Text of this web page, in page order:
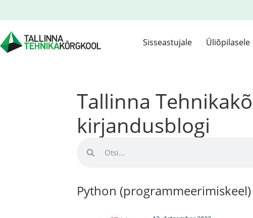
Sisseastujale Üliõpilasele
Tallinna
kirjandusblogi
Python (programmeerimiskeel)